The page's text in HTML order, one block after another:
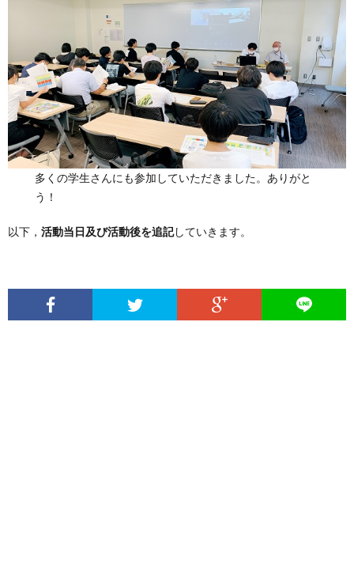
多くの学生さんにも参加していただきました。ありがと
う！
以下， 活動当日及び活動後を追記していきます。